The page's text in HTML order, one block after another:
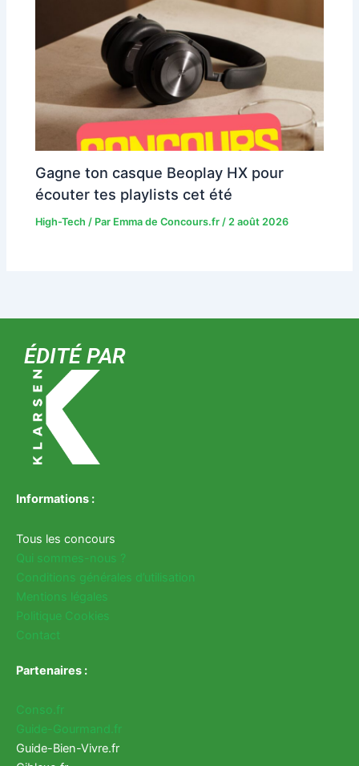
Gagne ton casque Beoplay HX pour
écouter tes playlists cet été
High-Tech / Par Emma de Concours.fr/2 août 2026
ÉDITÉ PAR
Informations :
Tous les concours
Qui sommes-nous ?
Conditions générales d’utilisation
Mentions légales
Politique Cookies
Contact
Partenaires :
Conso.fr
Guide-Gourmand.fr
Guide-Bien-Vivre.fr